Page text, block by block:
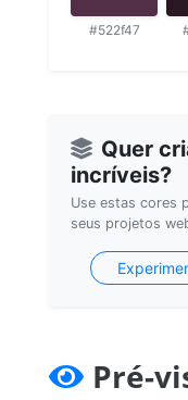
#522f47
Quer
incríveis?
Use estas cores
seus projetos
Pré-